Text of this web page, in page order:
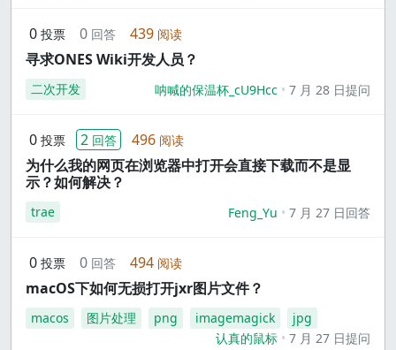
0 投票 0 回答 439 阅读
寻求ONES Wiki开发人员？
二次开发 呐喊的保温杯_cU9Hcc 7 月 28 日提问
0 投票 2 回答 496 阅读
为什么我的网页在浏览器中打开会直接下载而不是显
示？如何解决？
trae Feng_Yu 7 月 27 日回答
0 投票 0 回答 494 阅读
macOS下如何无损打开jxr图片文件？
macos 图片处理 png imagemagick
jpg
认真的鼠标
7 月 27 日提问